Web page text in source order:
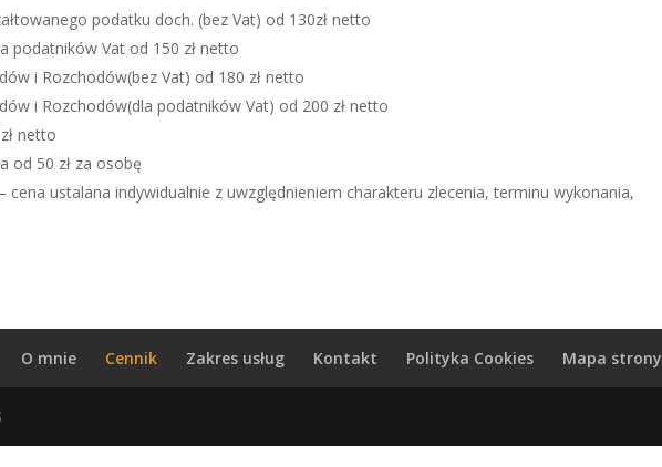
podatku doch. (bez Vat) od 130zł netto
podatników Vat od 150 zł netto
i Rozchodów(bez Vat) od 180 zł netto
i Rozchodów(dla podatników Vat) od 200 zł netto
netto
od 50 zł za osobę
cena ustalana indywidualnie z uwzględnieniem charakteru zlecenia, terminu wykonania,
O mnie Cennik Zakres usług Kontakt Polityka Cookies Mapa strony